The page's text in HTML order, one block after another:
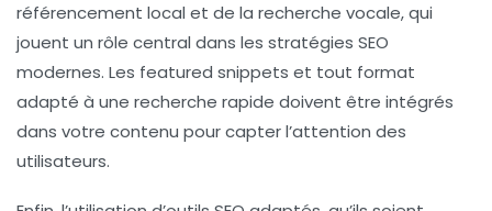
référencement local et de la recherche vocale, qui
jouent un rôle central dans les stratégies SEO
modernes. Les featured snippets et tout format
adapté à une recherche rapide doivent être intégrés
dans votre contenu pour capter l’attention des
utilisateurs.